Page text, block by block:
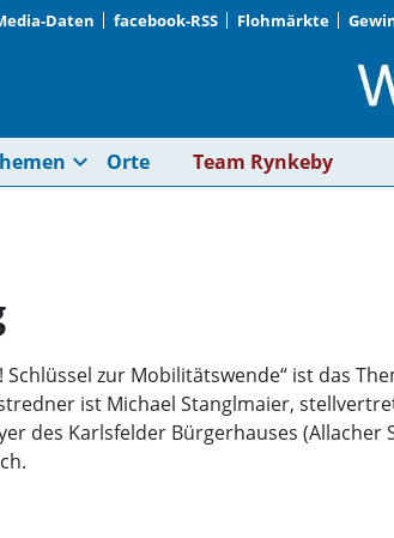
Daten facebook-RSS Flohmärkte
expand_more Orte Team Rynkeby
zur Mobilitätswende“ ist das
ist Michael Stanglmaier,
des Karlsfelder Bürgerhauses